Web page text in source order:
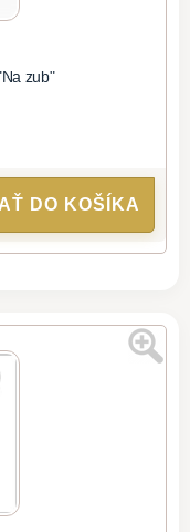
zub"
DO KOŠÍKA